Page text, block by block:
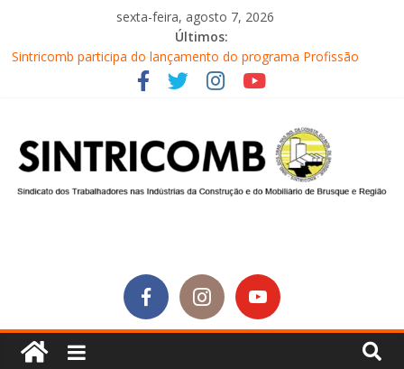
sexta-feira, agosto 7, 2026
Últimos:
Sintricomb participa do lançamento do programa Profissão
Construir em Brusque
Equipe do SINTRICOMB realiza mais uma edição do Café na
Conselho Fiscal do SINTRICOMB realiza avaliação das contas do
sindicato
Diretores do SINTRICOMB são eleitos para a direção da Nova
Central Sindical de SC